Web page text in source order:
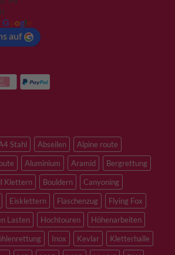
G ogl
auf
Stahl Abseilen
Alpine route
Aluminium Aramid
Bergrettung
Klettern Bouldern
Canyoning
Eisklettern Flaschenzug
Flying Fox
Lasten Hochtouren
Höhenarbeiten
Inox Kevlar
Kletterhalle